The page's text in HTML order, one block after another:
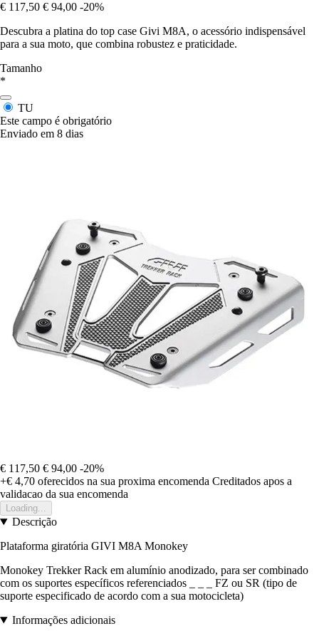
€ 117,50 € 94,00 -20%
Descubra a platina do top case Givi M8A, o acessório indispensável
para a sua moto, que combina robustez e praticidade.
Tamanho
*
TU
Este campo é obrigatório
Enviado em 8 dias
€ 117,50 € 94,00 -20%
+€ 4,70 oferecidos na sua proxima encomenda Creditados apos a
validacao da sua encomenda
Loading...
Descrição
Plataforma giratória GIVI M8A Monokey
Monokey Trekker Rack em alumínio anodizado, para ser combinado
com os suportes específicos referenciados _ _ _ FZ ou SR (tipo de
suporte especificado de acordo com a sua motocicleta)
Informações adicionais